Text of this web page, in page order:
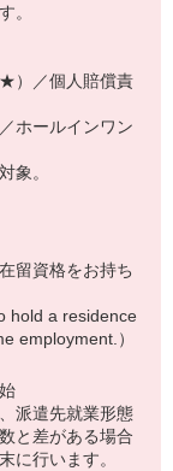
。
）／個人賠償責
ホールインワン
象。
留資格をお持ち
hold a residence
employment.）
派遣先就業形態
と差がある場合
に行います。